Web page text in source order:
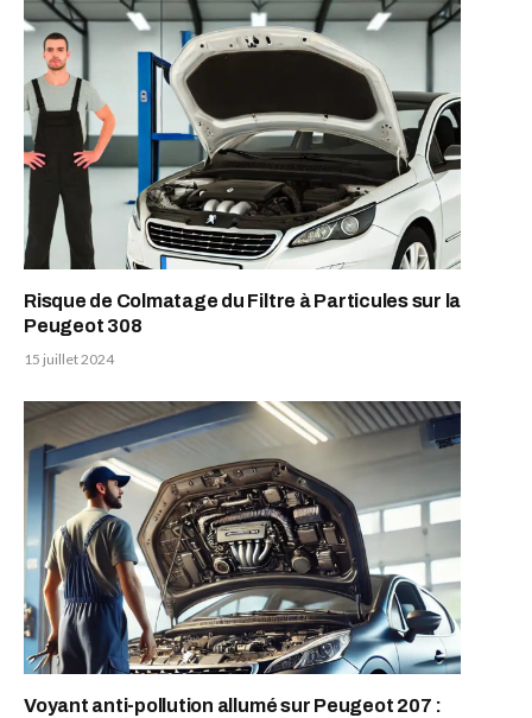
Risque de Colmatage du Filtre à Particules sur la
Peugeot 308
15 juillet 2024
Voyant anti-pollution allumé sur Peugeot 207 :